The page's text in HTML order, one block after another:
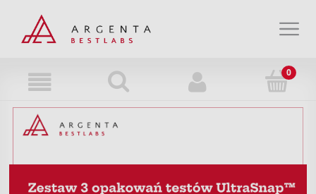
Strefa wiedzy
Strefa klienta
Kontakt